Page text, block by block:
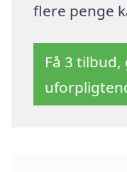
flere penge
Få 3